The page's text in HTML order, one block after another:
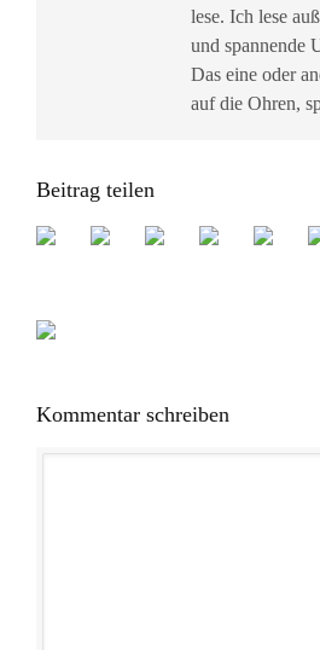
lese. Ich lese
und spannende
Das eine oder
auf die Ohren,
Beitrag teilen
Kommentar schreiben